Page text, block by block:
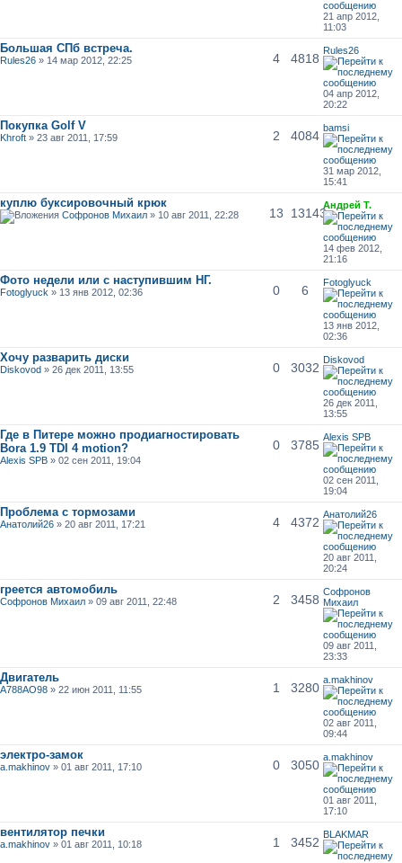
21 апр 2012,
11:03
Большая СПб встреча.
Rules26 » 14 мар 2012, 22:25 4 4818
Rules26
04 апр 2012,
20:22
Покупка Golf V
Khroft » 23 авг 2011, 17:59 2 4084
bamsi
31 мар 2012,
15:41
куплю буксировочный крюк
Софронов Михаил » 10 авг 2011, 22:28 13 13143
Андрей Т.
14 фев 2012,
21:16
Фото недели или с наступившим НГ.
Fotoglyuck » 13 янв 2012, 02:36 0 6
Fotoglyuck
13 янв 2012,
02:36
Хочу разварить диски
Diskovod » 26 дек 2011, 13:55 0 3032
Diskovod
26 дек 2011,
13:55
Где в Питере можно продиагностировать
Bora 1.9 TDI 4 motion?
Alexis SPB » 02 сен 2011, 19:04
0 3785
Alexis SPB
02 сен 2011,
19:04
Проблема с тормозами
Анатолий26 » 20 авг 2011, 17:21 4 4372
Анатолий26
20 авг 2011,
20:24
греется автомобиль
Софронов Михаил » 09 авг 2011, 22:48 2 3458
Софронов
Михаил
09 авг 2011,
23:33
Двигатель
A788AO98 » 22 июн 2011, 11:55 1 3280
a.makhinov
02 авг 2011,
09:44
электро-замок
a.makhinov » 01 авг 2011, 17:10 0 3050
a.makhinov
01 авг 2011,
17:10
вентилятор печки
a.makhinov » 01 авг 2011, 10:18 1 3452
BLAKMAR